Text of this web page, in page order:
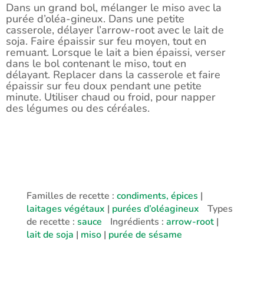
Dans un grand bol, mélanger le miso avec la
purée d’oléa-gineux. Dans une petite
casserole, délayer l’arrow-root avec le lait de
soja. Faire épaissir sur feu moyen, tout en
remuant. Lorsque le lait a bien épaissi, verser
dans le bol contenant le miso, tout en
délayant. Replacer dans la casserole et faire
épaissir sur feu doux pendant une petite
minute. Utiliser chaud ou froid, pour napper
des légumes ou des céréales.
Familles de recette : condiments, épices |
laitages végétaux | purées d’oléagineux
Types
de recette : sauce Ingrédients : arrow-root|
lait de soja | miso| purée de sésame